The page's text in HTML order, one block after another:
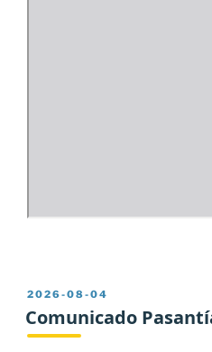
PUBLICADO
EL
2026-08-04
Comunicado